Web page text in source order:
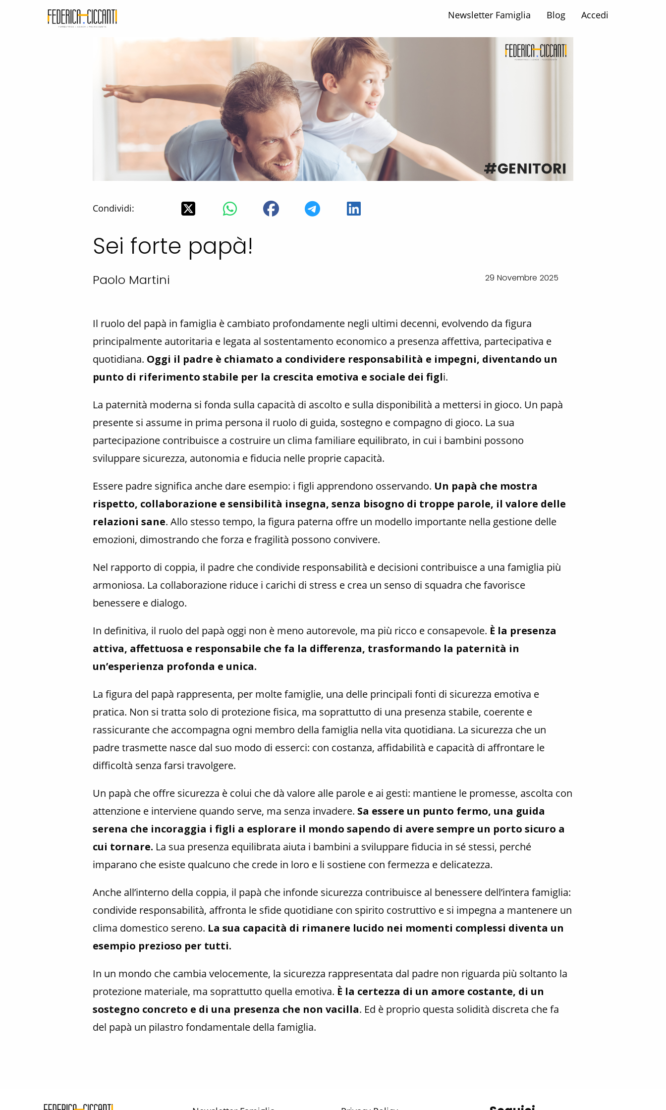
Newsletter Famiglia Blog Accedi
Condividi:
Sei forte papà!
Paolo Martini 29 Novembre 2025
Il ruolo del papà in famiglia è cambiato profondamente negli ultimi decenni, evolvendo da figura
principalmente autoritaria e legata al sostentamento economico a presenza affettiva, partecipativa e
quotidiana. Oggi il padre è chiamato a condividere responsabilità e impegni, diventando un
punto di riferimento stabile per la crescita emotiva e sociale dei figli.
La paternità moderna si fonda sulla capacità di ascolto e sulla disponibilità a mettersi in gioco. Un papà
presente si assume in prima persona il ruolo di guida, sostegno e compagno di gioco. La sua
partecipazione contribuisce a costruire un clima familiare equilibrato, in cui i bambini possono
sviluppare sicurezza, autonomia e fiducia nelle proprie capacità.
Essere padre significa anche dare esempio: i figli apprendono osservando. Un papà che mostra
rispetto, collaborazione e sensibilità insegna, senza bisogno di troppe parole, il valore delle
relazioni sane. Allo stesso tempo, la figura paterna offre un modello importante nella gestione delle
emozioni, dimostrando che forza e fragilità possono convivere.
Nel rapporto di coppia, il padre che condivide responsabilità e decisioni contribuisce a una famiglia più
armoniosa. La collaborazione riduce i carichi di stress e crea un senso di squadra che favorisce
benessere e dialogo.
In definitiva, il ruolo del papà oggi non è meno autorevole, ma più ricco e consapevole. È la presenza
attiva, affettuosa e responsabile che fa la differenza, trasformando la paternità in
un’esperienza profonda e unica.
La figura del papà rappresenta, per molte famiglie, una delle principali fonti di sicurezza emotiva e
pratica. Non si tratta solo di protezione fisica, ma soprattutto di una presenza stabile, coerente e
rassicurante che accompagna ogni membro della famiglia nella vita quotidiana. La sicurezza che un
padre trasmette nasce dal suo modo di esserci: con costanza, affidabilità e capacità di affrontare le
difficoltà senza farsi travolgere.
Un papà che offre sicurezza è colui che dà valore alle parole e ai gesti: mantiene le promesse, ascolta con
attenzione e interviene quando serve, ma senza invadere. Sa essere un punto fermo, una guida
serena che incoraggia i figli a esplorare il mondo sapendo di avere sempre un porto sicuro a
cui tornare. La sua presenza equilibrata aiuta i bambini a sviluppare fiducia in sé stessi, perché
imparano che esiste qualcuno che crede in loro e li sostiene con fermezza e delicatezza.
Anche all’interno della coppia, il papà che infonde sicurezza contribuisce al benessere dell’intera famiglia:
condivide responsabilità, affronta le sfide quotidiane con spirito costruttivo e si impegna a mantenere un
clima domestico sereno. La sua capacità di rimanere lucido nei momenti complessi diventa un
esempio prezioso per tutti.
In un mondo che cambia velocemente, la sicurezza rappresentata dal padre non riguarda più soltanto la
protezione materiale, ma soprattutto quella emotiva. È la certezza di un amore costante, di un
sostegno concreto e di una presenza che non vacilla. Ed è proprio questa solidità discreta che fa
del papà un pilastro fondamentale della famiglia.